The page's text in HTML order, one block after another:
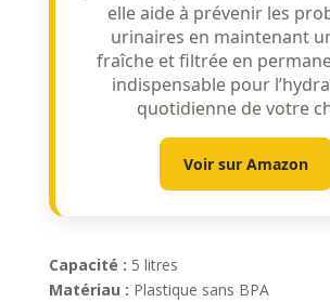
elle aide à prévenir les
urinaires en maintenant
fraîche et filtrée en
indispensable pour
quotidienne de votre
Voir sur Amazon
Capacité : 5 litres
Matériau : Plastique sans BPA